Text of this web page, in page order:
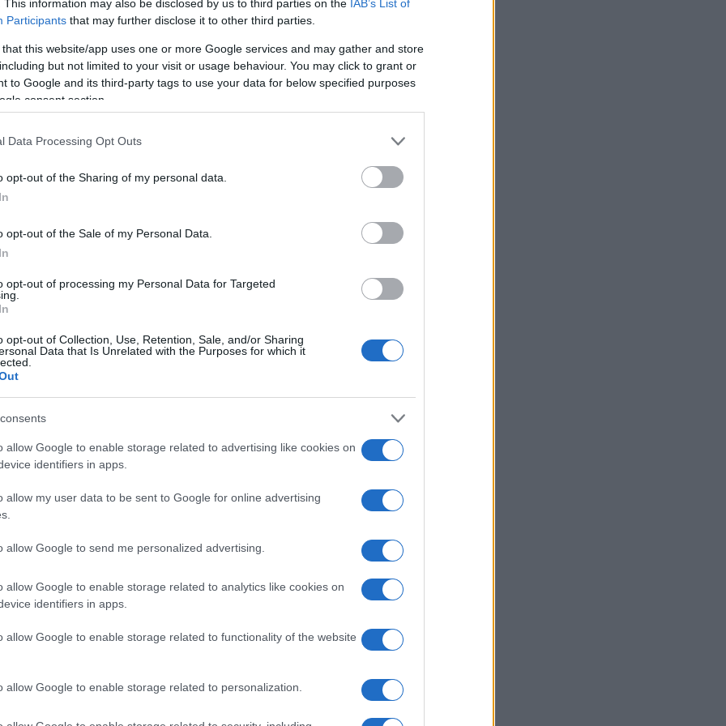
This information may also be disclosed by us to third parties on the IAB’s List of
Participants that may further disclose it to other third parties.
that this website/app uses one or more Google services and may gather and store
but not limited to your visit or usage behaviour. You may click to grant or
to Google and its third-party tags to use your data for below specified purposes
consent section.
Data Processing Opt Outs
opt-out of the Sharing of my personal data.
opt-out of the Sale of my Personal Data.
opt-out of processing my Personal Data for Targeted
opt-out of Collection, Use, Retention, Sale, and/or Sharing
Data that Is Unrelated with the Purposes for which it
allow Google to enable storage related to advertising like cookies on
identifiers in apps.
allow my user data to be sent to Google for online advertising
allow Google to send me personalized advertising.
allow Google to enable storage related to analytics like cookies on
identifiers in apps.
allow Google to enable storage related to functionality of the website
allow Google to enable storage related to personalization.
και Ιορδάνης Καραπαναγιωτίδης.
και κάποιες προσωπικές και ιδιαίτερες
συγγενείς και φίλοι στον Σταύρο
όταν του τραγούδησαν τα «χρόνια πολλά»
τούρτα.